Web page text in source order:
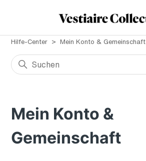
Hilfe-Center Mein Konto & Gemeinschaft
Mein Konto &
Gemeinschaft